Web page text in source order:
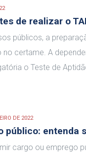
de realizar o
públicos, a
certame. A
o Teste de
DE 2022
público: entenda
cargo ou emprego